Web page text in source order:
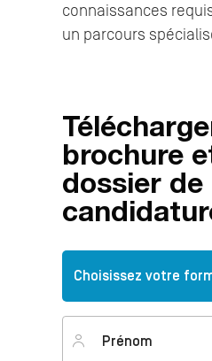
connaissances
un parcours
brochure
dossier de